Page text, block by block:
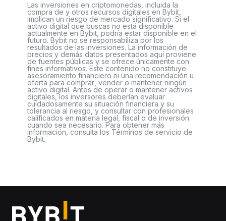
Las inversiones en criptomonedas, incluida la
compra de y otros recursos digitales en Bybit,
implican un riesgo de mercado significativo. Si el
activo digital que buscas no está disponible
actualmente en Bybit, podría estar disponible en el
futuro. Bybit no se responsabiliza por los
resultados de las inversiones. La información de
precios y demás datos presentados aquí proviene
de fuentes públicas y se ofrece únicamente con
fines informativos. Este contenido no constituye
asesoramiento financiero ni una recomendación u
oferta para comprar, vender o mantener ningún
activo digital. Antes de operar o mantener activos
digitales, los inversores deberían evaluar
cuidadosamente su situación financiera y su
tolerancia al riesgo, y consultar con profesionales
calificados en materia legal, fiscal o de inversión
cuando sea necesario. Para obtener más
información, consulta los Términos de servicio de
Bybit.